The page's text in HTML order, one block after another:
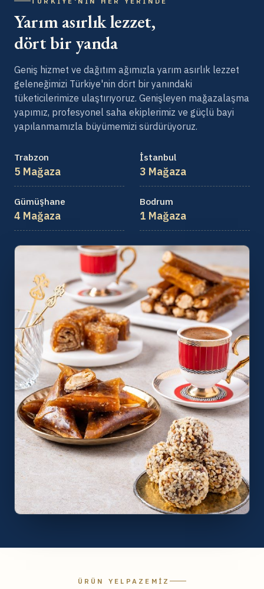
Yarım asırlık lezzet,
dört bir yanda
Geniş hizmet ve dağıtım ağımızla yarım asırlık lezzet
geleneğimizi Türkiye'nin dört bir yanındaki
tüketicilerimize ulaştırıyoruz. Genişleyen mağazalaşma
yapımız, profesyonel saha ekiplerimiz ve güçlü bayi
yapılanmamızla büyümemizi sürdürüyoruz.
Trabzon
5 Mağaza
İstanbul
3 Mağaza
Gümüşhane
4 Mağaza
Bodrum
1 Mağaza
ÜRÜN YELPAZEMIZ